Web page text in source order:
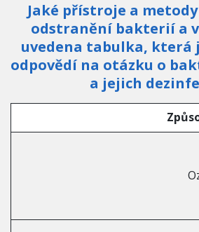
Jaké přístroje a
odstranění bakterií a
uvedena tabulka, která
odpovědí na otázku o
a jejich